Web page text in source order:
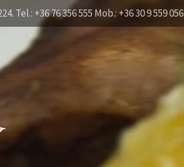
Tel.: +36 76 356 555 Mob.: +36 30 9 559 056